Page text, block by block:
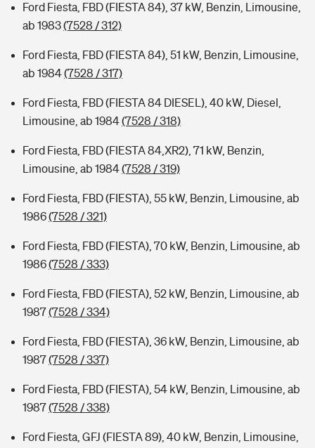
Ford Fiesta, FBD (FIESTA 84), 37 kW, Benzin, Limousine,
ab 1983(7528 / 312)
Ford Fiesta, FBD (FIESTA 84), 51 kW, Benzin, Limousine,
ab 1984(7528 / 317)
Ford Fiesta, FBD (FIESTA 84 DIESEL), 40 kW, Diesel,
Limousine, ab 1984(7528 / 318)
Ford Fiesta, FBD (FIESTA 84,XR2), 71 kW, Benzin,
Limousine, ab 1984(7528 / 319)
Ford Fiesta, FBD (FIESTA), 55 kW, Benzin, Limousine, ab
1986(7528 / 321)
Ford Fiesta, FBD (FIESTA), 70 kW, Benzin, Limousine, ab
1986(7528 / 333)
Ford Fiesta, FBD (FIESTA), 52 kW, Benzin, Limousine, ab
1987(7528 / 334)
Ford Fiesta, FBD (FIESTA), 36 kW, Benzin, Limousine, ab
1987(7528 / 337)
Ford Fiesta, FBD (FIESTA), 54 kW, Benzin, Limousine, ab
1987(7528 / 338)
Ford Fiesta, GFJ (FIESTA 89), 40 kW, Benzin, Limousine,